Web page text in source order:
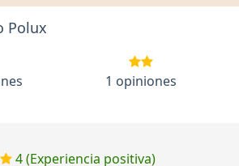
Polux
1 opiniones
4 (Experiencia positiva)